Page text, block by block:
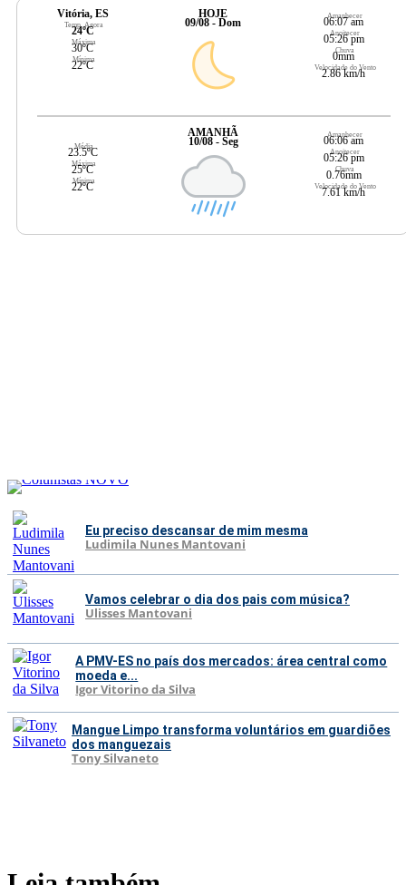
Vitória, ES
Temp. Agora
24ºC
Máxima
30ºC
Mínima
22ºC
HOJE
09/08 - Dom
Amanhecer
06:07 am
Anoitecer
05:26 pm
Chuva
0mm
Velocidade do Vento
2.86 km/h
Média
23.5ºC
Máxima
25ºC
Mínima
22ºC
AMANHÃ
10/08 - Seg
Amanhecer
06:06 am
Anoitecer
05:26 pm
Chuva
0.76mm
Velocidade do Vento
7.61 km/h
Eu preciso descansar de mim mesma
Ludimila Nunes Mantovani
Vamos celebrar o dia dos pais com música?
Ulisses Mantovani
A PMV-ES no país dos mercados: área central como
moeda e...
Igor Vitorino da Silva
Mangue Limpo transforma voluntários em guardiões
dos manguezais
Tony Silvaneto